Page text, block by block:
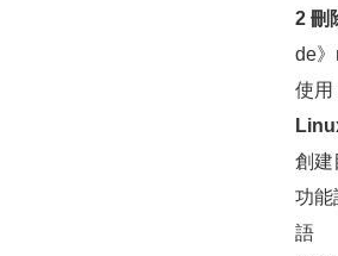
2 刪
de》
使用
Linux
創建目
功能
語 法